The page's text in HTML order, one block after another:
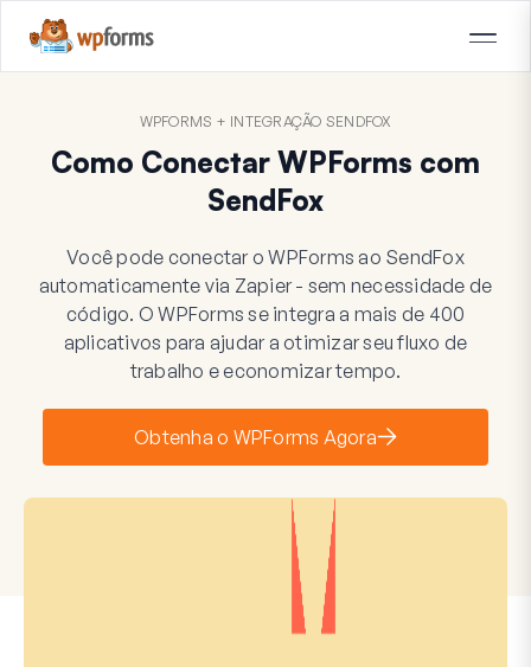
WPFORMS + INTEGRAÇÃO SENDFOX
Como Conectar WPForms com
SendFox
Você pode conectar o WPForms ao SendFox
automaticamente via Zapier - sem necessidade de
código. O WPForms se integra a mais de 400
aplicativos para ajudar a otimizar seu fluxo de
trabalho e economizar tempo.
Obtenha o WPForms Agora